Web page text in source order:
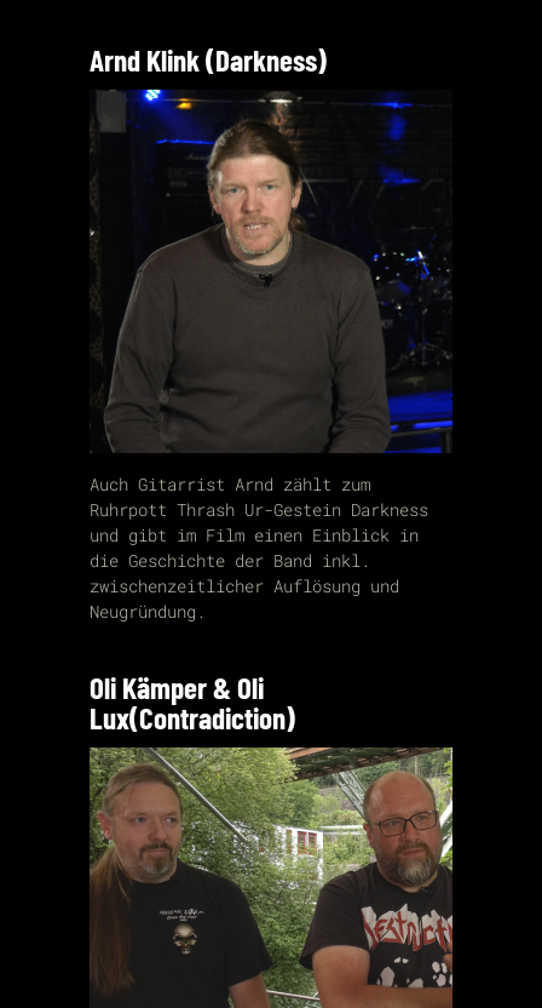
Arnd Klink (Darkness)
Auch Gitarrist Arnd zählt zum
Ruhrpott Thrash Ur-Gestein Darkness
und gibt im Film einen Einblick in
die Geschichte der Band inkl.
zwischenzeitlicher Auflösung und
Neugründung.
Oli Kämper & Oli
Lux(Contradiction)